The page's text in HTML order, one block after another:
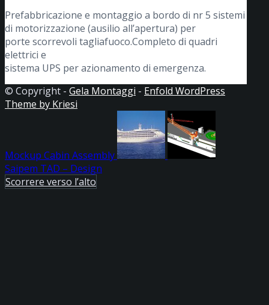
Prefabbricazione e montaggio a bordo di nr 5 sistemi
di motorizzazione (ausilio all’apertura) per
porte scorrevoli tagliafuoco.Completo di quadri
elettrici e
sistema UPS per azionamento di emergenza.
© Copyright - Gela Montaggi - Enfold WordPress
Theme by Kriesi
Mockup Cabin Assembly
Saipem TAD – Design
Scorrere verso l’alto